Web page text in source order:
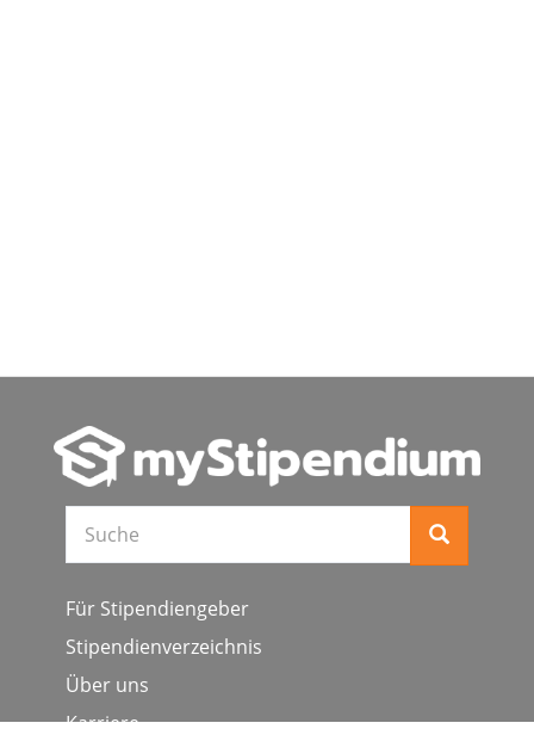
Suche
Für Stipendiengeber
Stipendienverzeichnis
Über uns
Karriere